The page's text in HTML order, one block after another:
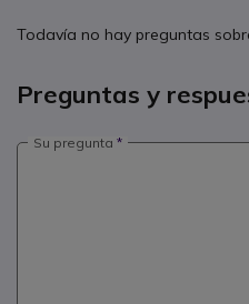
Todavía no hay preguntas
Preguntas y
Su pregunta